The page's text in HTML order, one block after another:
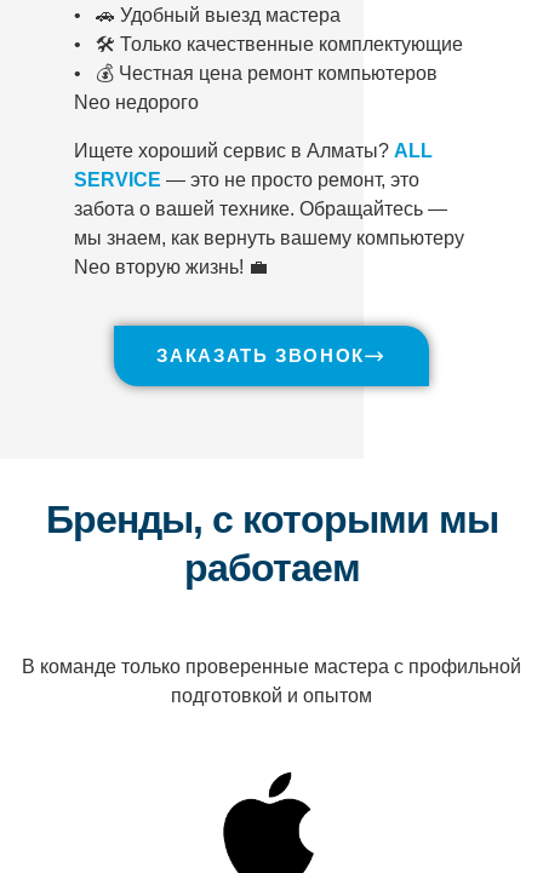
• 🚗 Удобный выезд мастера
• 🛠️ Только качественные комплектующие
• 💰 Честная цена ремонт компьютеров
Neo недорого
Ищете хороший сервис в Алматы? ALL
SERVICE — это не просто ремонт, это
забота о вашей технике. Обращайтесь —
мы знаем, как вернуть вашему компьютеру
Neo вторую жизнь! 💼
ЗАКАЗАТЬ ЗВОНОК
Бренды, с которыми мы
работаем
В команде только проверенные мастера с профильной
подготовкой и опытом